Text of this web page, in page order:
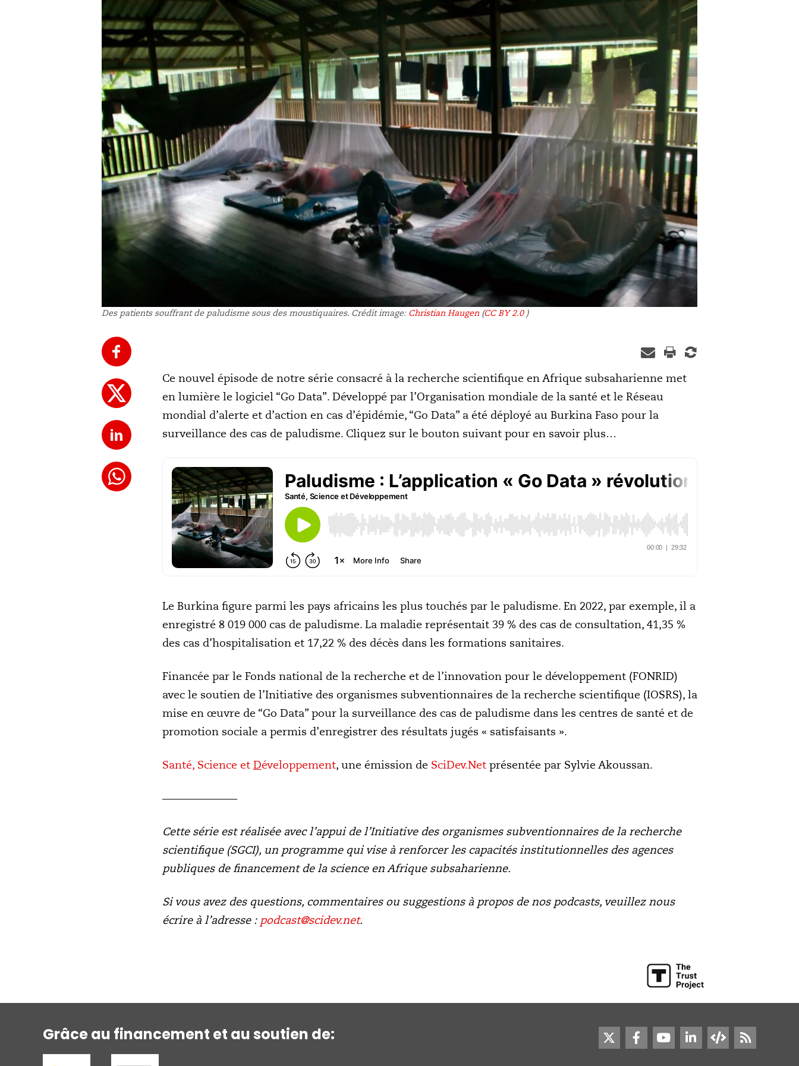
Des patients souffrant de paludisme sous des moustiquaires. Crédit image: Christian Haugen(CC BY 2.0 )
Ce nouvel épisode de notre série consacré à la recherche scientifique en Afrique subsaharienne met
en lumière le logiciel “Go Data”. Développé par l’Organisation mondiale de la santé et le Réseau
mondial d’alerte et d’action en cas d’épidémie, “Go Data” a été déployé au Burkina Faso pour la
surveillance des cas de paludisme. Cliquez sur le bouton suivant pour en savoir plus…
Le Burkina figure parmi les pays africains les plus touchés par le paludisme. En 2022, par exemple, il a
enregistré 8 019 000 cas de paludisme. La maladie représentait 39 % des cas de consultation, 41,35 %
des cas d’hospitalisation et 17,22 % des décès dans les formations sanitaires.
Financée par le Fonds national de la recherche et de l’innovation pour le développement (FONRID)
avec le soutien de l’Initiative des organismes subventionnaires de la recherche scientifique (IOSRS), la
mise en œuvre de “Go Data” pour la surveillance des cas de paludisme dans les centres de santé et de
promotion sociale a permis d’enregistrer des résultats jugés « satisfaisants ».
Santé, Science et Développement, une émission de SciDev.Netprésentée par Sylvie Akoussan.
———————
Cette série est réalisée avec l’appui de l’Initiative des organismes subventionnaires de la recherche
scientifique (SGCI), un programme qui vise à renforcer les capacités institutionnelles des agences
publiques de financement de la science en Afrique subsaharienne.
Si vous avez des questions, commentaires ou suggestions à propos de nos podcasts, veuillez nous
écrire à l’adresse : podcast@scidev.net.
Grâce au financement et au soutien de: